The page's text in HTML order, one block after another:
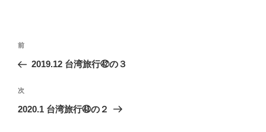
投
ナ
ビ
ゲ
前
の
稿
前
2019.12 台湾旅行㊷の３
次
の
次
2020.1 台湾旅行㊸の２